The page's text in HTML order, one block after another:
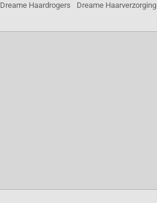
Dreame Haardrogers Dreame Haarverzorging